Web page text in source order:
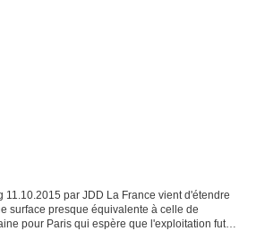
11.10.2015 par JDD La France vient d'étendre
surface presque équivalente à celle de
pour Paris qui espère que l'exploitation future